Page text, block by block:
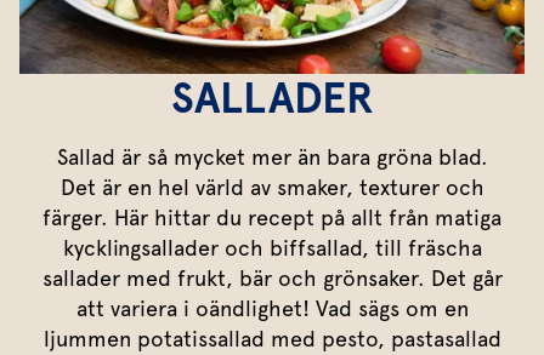
Sallat
Inspiration
Växthus
Vårt ansvar
Om oss
Röror
Kalla såser
Dipp
Dressingar
Dressing
Vinägrett
Grönsaker
Äggrätter
Övriga tillbehör
Marinad & kryddsmör
Marinad
Kryddsmör
Koriander
Mynta
Persilja
Gräslök
Timjan
Oregano
Dragon
Rosmarin
Körvel
Krasse
Röd
Lyckas med aioli
Mumsig majonnäs
Smaksätt örtolja
Gör eget örtsmör
Marinera mera
Fixa vinägretten
All
SALLADER
Sallad är så mycket mer än bara gröna blad.
Det är en hel värld av smaker, texturer och
färger. Här hittar du recept på allt från matiga
kycklingsallader och biffsallad, till fräscha
sallader med frukt, bär och grönsaker. Det går
att variera i oändlighet! Vad sägs om en
ljummen potatissallad med pesto, pastasallad